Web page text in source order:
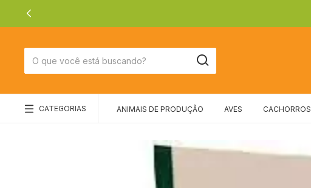
CATEGORIAS ANIMAIS DE PRODUÇÃO AVES CACHORROS